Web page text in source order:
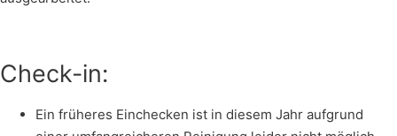
Check-in:
Ein früheres Einchecken ist in diesem Jahr aufgrund